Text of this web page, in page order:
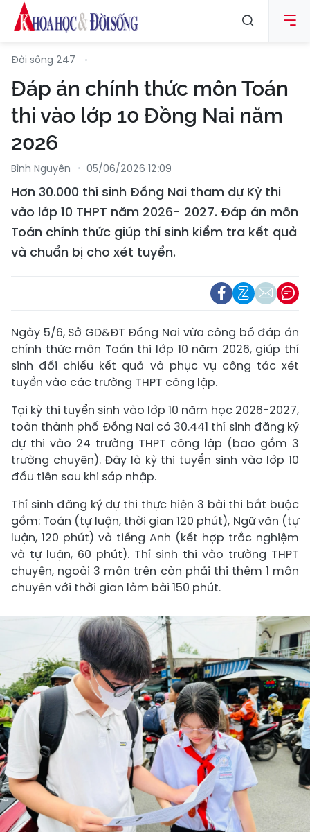
Đời sống 247
Đáp án chính thức môn Toán
thi vào lớp 10 Đồng Nai năm
2026
Bình Nguyên 05/06/2026 12:09
Hơn 30.000 thí sinh Đồng Nai tham dự Kỳ thi
vào lớp 10 THPT năm 2026- 2027. Đáp án môn
Toán chính thức giúp thí sinh kiểm tra kết quả
và chuẩn bị cho xét tuyển.
Ngày 5/6, Sở GD&ĐT Đồng Nai vừa công bố đáp án
chính thức môn Toán thi lớp 10 năm 2026, giúp thí
sinh đối chiếu kết quả và phục vụ công tác xét
tuyển vào các trường THPT công lập.
Tại kỳ thi tuyển sinh vào lớp 10 năm học 2026-2027,
toàn thành phố Đồng Nai có 30.441 thí sinh đăng ký
dự thi vào 24 trường THPT công lập (bao gồm 3
trường chuyên). Đây là kỳ thi tuyển sinh vào lớp 10
đầu tiên sau khi sáp nhập.
Thí sinh đăng ký dự thi thực hiện 3 bài thi bắt buộc
gồm: Toán (tự luận, thời gian 120 phút), Ngữ văn (tự
luận, 120 phút) và tiếng Anh (kết hợp trắc nghiệm
và tự luận, 60 phút). Thí sinh thi vào trường THPT
chuyên, ngoài 3 môn trên còn phải thi thêm 1 môn
chuyên với thời gian làm bài 150 phút.